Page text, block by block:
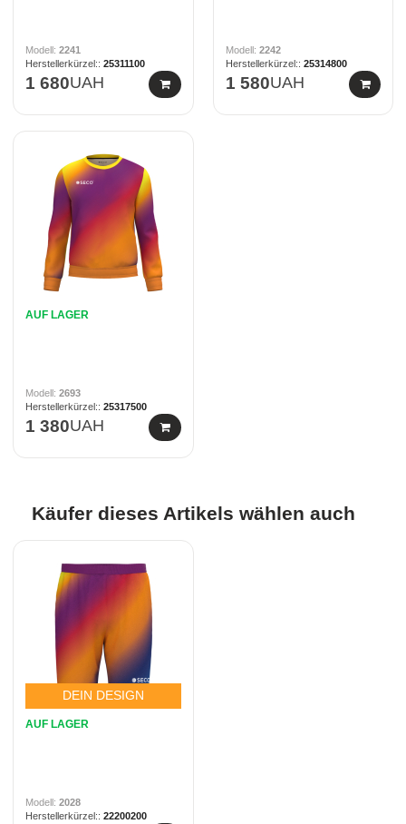
2241
25311100
1 680UAH
2242
25314800
1 580UAH
AUF LAGER
2693
25317500
1 380UAH
Käufer dieses Artikels wählen auch
DEIN DESIGN
AUF LAGER
2028
22200200